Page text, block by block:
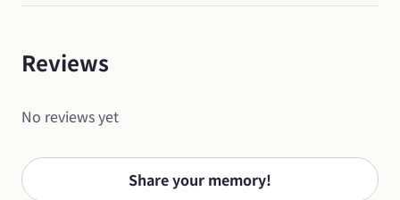
Reviews
No reviews yet
Share your memory!